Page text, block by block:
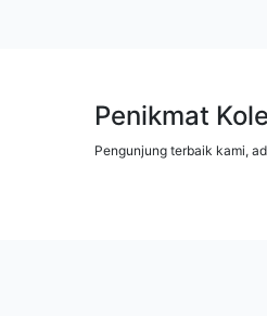
Penikmat
Pengunjung terbaik kami,